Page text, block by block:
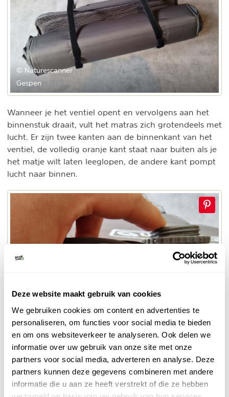
Deze website maakt gebruik van cookies
We gebruiken cookies om content en advertenties te
personaliseren, om functies voor social media te bieden
en om ons websiteverkeer te analyseren. Ook delen we
informatie over uw gebruik van onze site met onze
partners voor social media, adverteren en analyse. Deze
partners kunnen deze gegevens combineren met andere
informatie die u aan ze heeft verstrekt of die ze hebben
© Naturescanner
Gespen
Wanneer je het ventiel opent en vervolgens aan het
binnenstuk draait, vult het matras zich grotendeels met
lucht. Er zijn twee kanten aan de binnenkant van het
ventiel, de volledig oranje kant staat naar buiten als je
het matje wilt laten leeglopen, de andere kant pompt
lucht naar binnen.
© Naturescanner
En dan is er het geniale van deze Coleman
slaapmatten. Ze hebben eenvernuftig
opblaassysteembedacht, waardoor je geen pomp